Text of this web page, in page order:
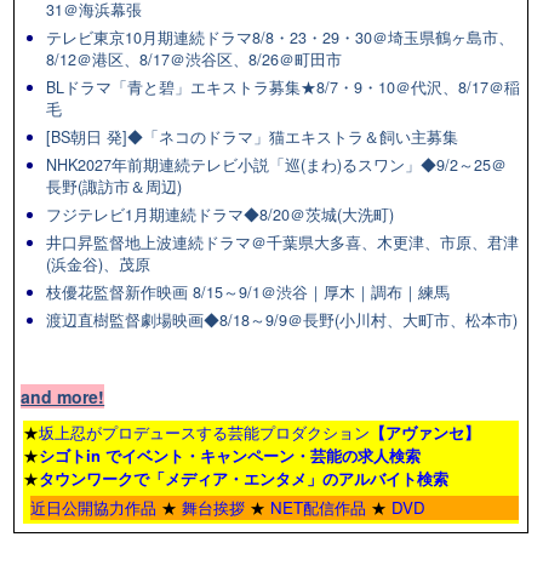
31＠海浜幕張
テレビ東京10月期連続ドラマ8/8・23・29・30＠埼玉県鶴ヶ島市、
8/12＠港区、8/17＠渋谷区、8/26＠町田市
BLドラマ「青と碧」エキストラ募集★8/7・9・10＠代沢、8/17＠稲
毛
[BS朝日 発]◆「ネコのドラマ」猫エキストラ＆飼い主募集
NHK2027年前期連続テレビ小説「巡(まわ)るスワン」◆9/2～25＠
長野(諏訪市＆周辺)
フジテレビ1月期連続ドラマ◆8/20＠茨城(大洗町)
井口昇監督地上波連続ドラマ＠千葉県大多喜、木更津、市原、君津
(浜金谷)、茂原
枝優花監督新作映画 8/15～9/1＠渋谷｜厚木｜調布｜練馬
渡辺直樹監督劇場映画◆8/18～9/9＠長野(小川村、大町市、松本市)
and more!
★坂上忍がプロデュースする芸能プロダクション 【アヴァンセ】
★シゴトin でイベント・キャンペーン・芸能の求人検索
★タウンワークで「メディア・エンタメ」のアルバイト検索
近日公開協力作品 ★舞台挨拶 ★ NET配信作品 ★ DVD